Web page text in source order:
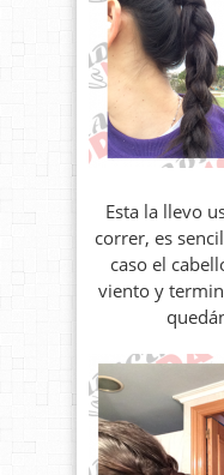
Esta la llevo
correr, es
caso el
viento y